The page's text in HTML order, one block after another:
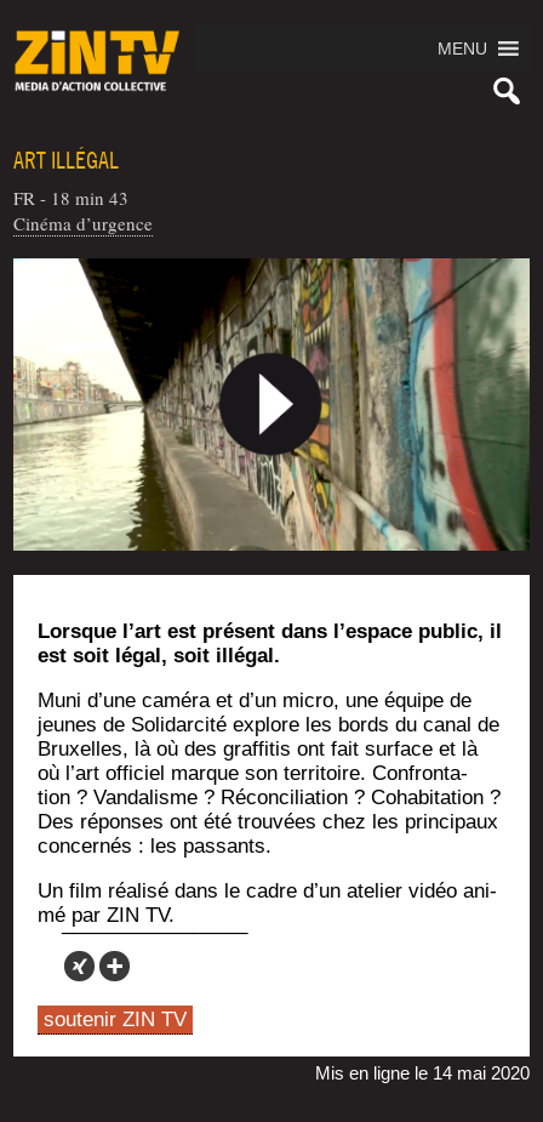
MENU
ART ILLÉGAL
FR - 18 min 43
Cinéma d’urgence
Lorsque l’art est pré­sent dans l’es­pace public, il
est soit légal, soit illégal.
Muni d’une camé­ra et d’un micro, une équipe de
jeunes de Soli­dar­ci­té explore les bords du canal de
Bruxelles, là où des graf­fi­tis ont fait sur­face et là
où l’art offi­ciel marque son ter­ri­toire. Confron­ta­
tion ? Van­da­lisme ? Récon­ci­lia­tion ? Coha­bi­ta­tion ?
Des réponses ont été trou­vées chez les prin­ci­paux
concer­nés : les passants.
Un film réa­li­sé dans le cadre d’un ate­lier vidéo ani­
mé par ZIN TV.
soutenir ZIN TV
Mis en ligne le 14 mai 2020